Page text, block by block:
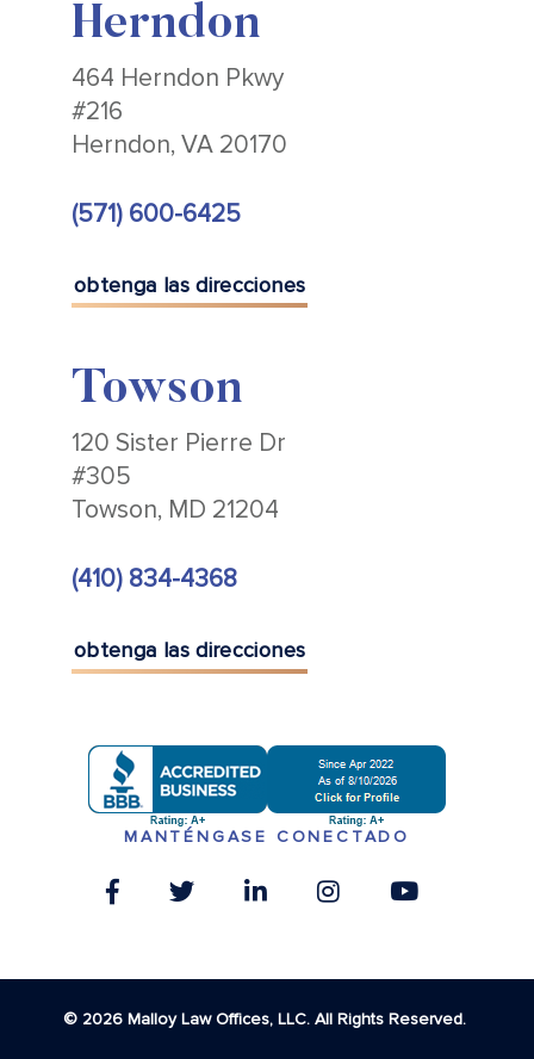
Herndon
464 Herndon Pkwy
#216
Herndon, VA 20170
(571) 600-6425
obtenga las direcciones
Towson
120 Sister Pierre Dr
#305
Towson, MD 21204
(410) 834-4368
obtenga las direcciones
MANTÉNGASE CONECTADO
© 2026 Malloy Law Offices, LLC. All Rights Reserved.